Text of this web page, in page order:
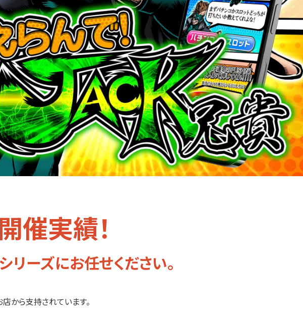
催実績！
リーズにお任せください。
から支持されています。